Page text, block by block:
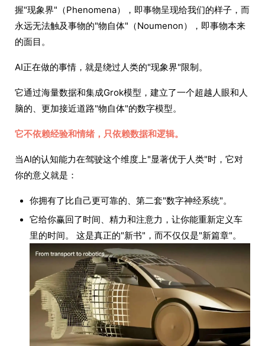
握"现象界"（Phenomena），即事物呈现给我们的样子，而
永远无法触及事物的"物自体"（Noumenon），即事物本来
的面目。
AI正在做的事情，就是绕过人类的"现象界"限制。
它通过海量数据和集成Grok模型，建立了一个超越人眼和人
脑的、更加接近道路"物自体"的数字模型。
它不依赖经验和情绪，只依赖数据和逻辑。
当AI的认知能力在驾驶这个维度上"显著优于人类"时，它对
你的意义就是：
你拥有了比自己更可靠的、第二套"数字神经系统"。
它给你赢回了时间、精力和注意力，让你能重新定义车
里的时间。 这是真正的"新书"，而不仅仅是"新篇章"。